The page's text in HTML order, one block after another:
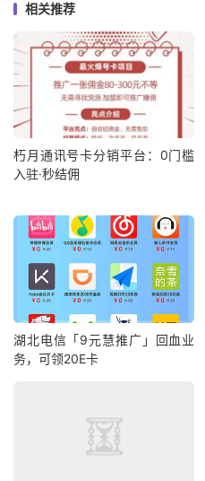
相关推荐
朽月通讯号卡分销平台：0门槛
入驻·秒结佣
湖北电信「9元慧推广」回血业
务，可领20E卡